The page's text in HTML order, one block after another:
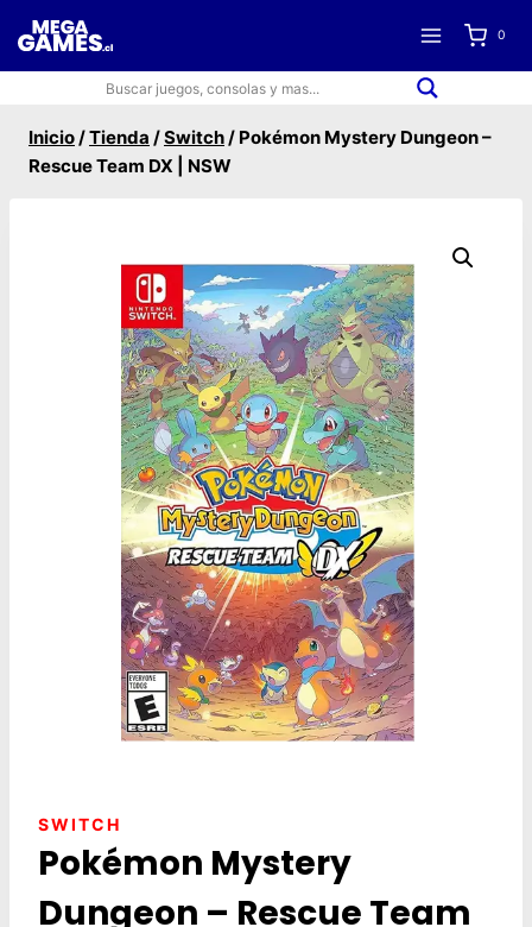
contenido
0
Inicio/Tienda /Switch/ Pokémon Mystery Dungeon –
Rescue Team DX | NSW
SWITCH
Pokémon Mystery
Dungeon – Rescue Team